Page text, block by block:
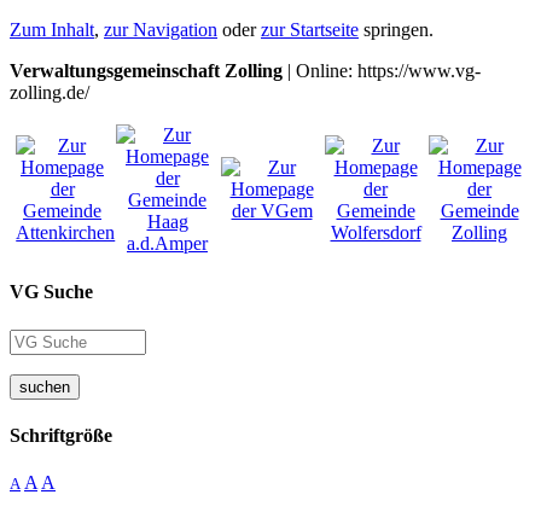
Zum Inhalt, zur Navigation oderzur Startseite springen.
Verwaltungsgemeinschaft Zolling | Online: https://www.vg-
zolling.de/
VG Suche
suchen
Schriftgröße
A A A